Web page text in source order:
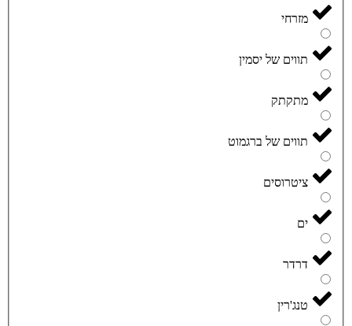
מזרחי
תווים של יסמין
מתקתק
תווים של ברגמוט
ציטרוסים
ים
דרדר
טנג'רין